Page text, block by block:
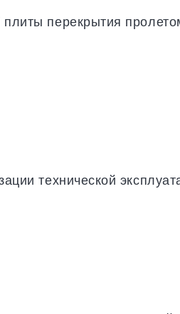
перекрытия
технической